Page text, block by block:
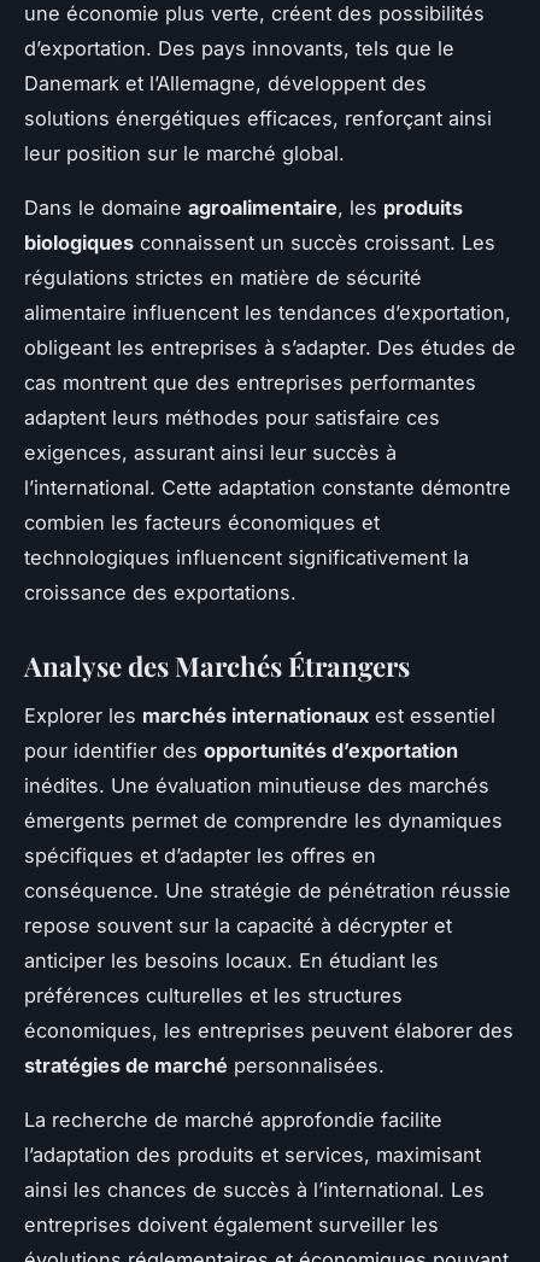
une économie plus verte, créent des possibilités
d’exportation. Des pays innovants, tels que le
Danemark et l’Allemagne, développent des
solutions énergétiques efficaces, renforçant ainsi
leur position sur le marché global.
Dans le domaine agroalimentaire, les produits
biologiques connaissent un succès croissant. Les
régulations strictes en matière de sécurité
alimentaire influencent les tendances d’exportation,
obligeant les entreprises à s’adapter. Des études de
cas montrent que des entreprises performantes
adaptent leurs méthodes pour satisfaire ces
exigences, assurant ainsi leur succès à
l’international. Cette adaptation constante démontre
combien les facteurs économiques et
technologiques influencent significativement la
croissance des exportations.
Analyse des Marchés Étrangers
Explorer les marchés internationaux est essentiel
pour identifier des opportunités d’exportation
inédites. Une évaluation minutieuse des marchés
émergents permet de comprendre les dynamiques
spécifiques et d’adapter les offres en
conséquence. Une stratégie de pénétration réussie
repose souvent sur la capacité à décrypter et
anticiper les besoins locaux. En étudiant les
préférences culturelles et les structures
économiques, les entreprises peuvent élaborer des
stratégies de marché personnalisées.
La recherche de marché approfondie facilite
l’adaptation des produits et services, maximisant
ainsi les chances de succès à l’international. Les
entreprises doivent également surveiller les